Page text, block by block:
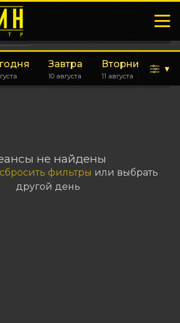
Завтра
10 августа
Вторник
11 августа
▾
не найдены
сбросить фильтры или выбрать
другой день